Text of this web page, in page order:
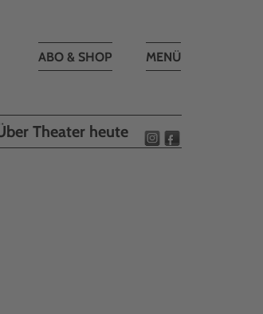
Toggle
MENÜ
ABO & SHOP
Theater heute